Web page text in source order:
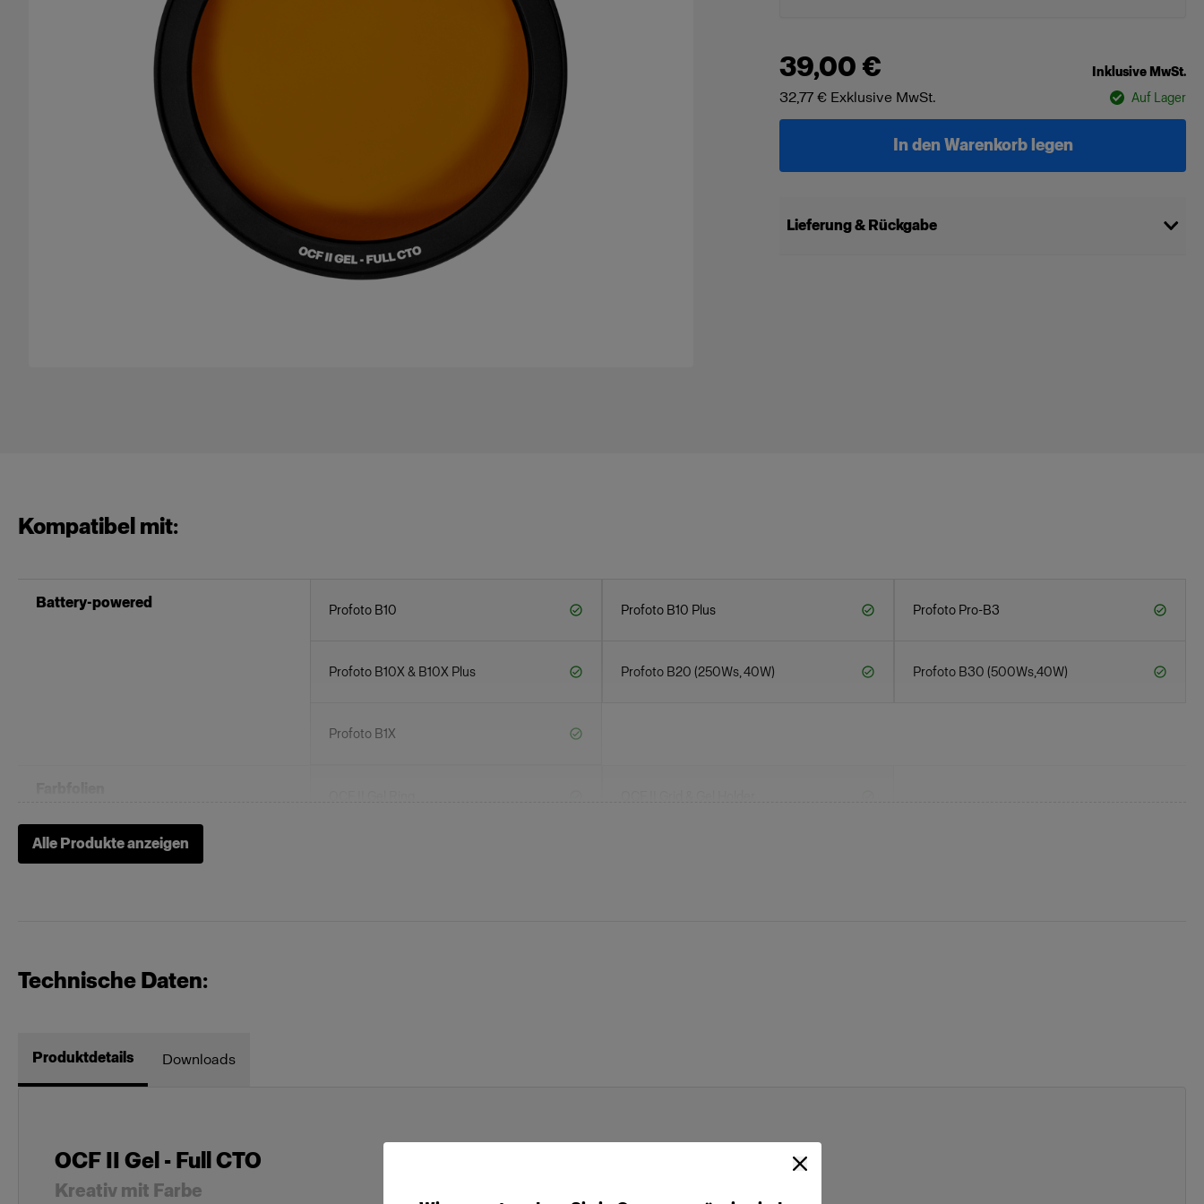
39,00 € Inklusive MwSt.
32,77 € Exklusive MwSt. Auf Lager
In den Warenkorb legen
Lieferung & Rückgabe
Kompatibel mit:
Battery-powered Profoto B10 Profoto B10 Plus Profoto Pro-B3
Profoto B10X & B10X Plus Profoto B20 (250Ws, 40W) Profoto B30 (500Ws,40W)
Profoto B1X
Alle Produkte anzeigen
Technische Daten:
Produktdetails Downloads
OCF II Gel - Full CTO
Kreativ mit Farbe